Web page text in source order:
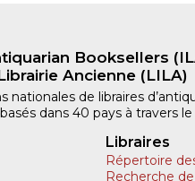
Booksellers
Ancienne (LILA)
nationales de libraires
dans 40 pays à travers
Libraires
Répertoire
Recherche